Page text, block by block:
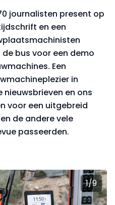
journalisten present op
en een
bus voor een demo
Een
in
nieuwsbrieven en ons
voor een uitgebreid
de andere vele
passeerden.
1/9